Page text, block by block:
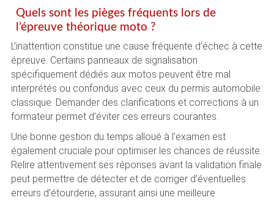
Quels sont les pièges fréquents lors de
l’épreuve théorique moto ?
L’inattention constitue une cause fréquente d’échec à cette
épreuve. Certains panneaux de signalisation
spécifiquement dédiés aux motos peuvent être mal
interprétés ou confondus avec ceux du permis automobile
classique. Demander des clarifications et corrections à un
formateur permet d’éviter ces erreurs courantes.
Une bonne gestion du temps alloué à l’examen est
également cruciale pour optimiser les chances de réussite.
Relire attentivement ses réponses avant la validation finale
peut permettre de détecter et de corriger d’éventuelles
erreurs d’étourderie, assurant ainsi une meilleure